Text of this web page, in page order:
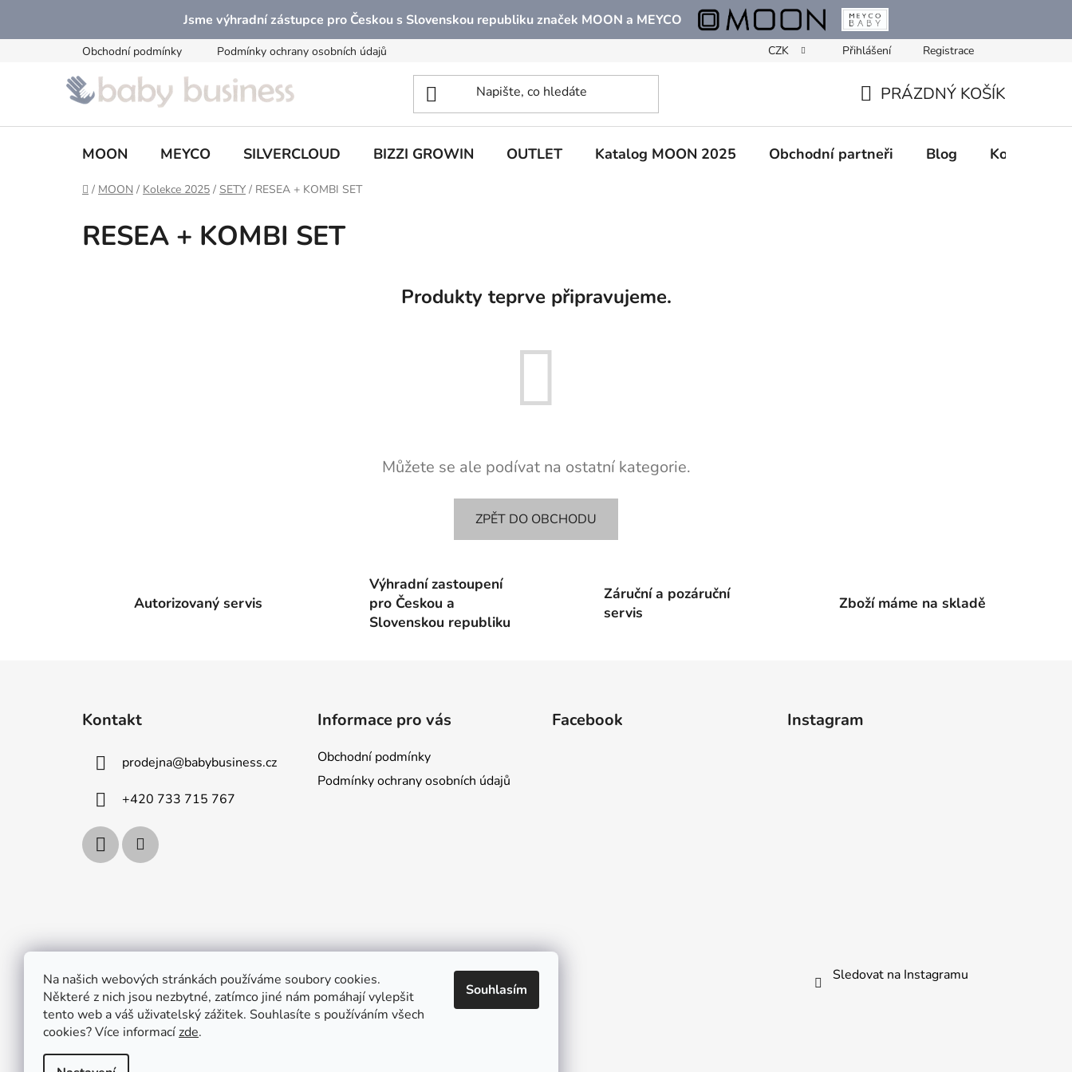
Na našich webových stránkách používáme soubory cookies.
Některé z nich jsou nezbytné, zatímco jiné nám pomáhají vylepšit
tento web a váš uživatelský zážitek. Souhlasíte s používáním všech
cookies?Více informacízde.
Souhlasím
obsah
Jsme výhradní zástupce pro Českou s Slovenskou republiku značek MOON a MEYCO
Obchodní podmínky Podmínky ochrany osobních údajů CZK Přihlášení Registrace
KOŠÍK
PRÁZDNÝ KOŠÍK
MOON MEYCO SILVERCLOUD BIZZI GROWIN OUTLET Katalog MOON 2025 Obchodní partneři Blog Kontakty
Domů
/ MOON / Kolekce 2025 / SETY / RESEA + KOMBI SET
RESEA + KOMBI SET
Produkty teprve připravujeme.
Můžete se ale podívat na ostatní kategorie.
ZPĚT DO OBCHODU
Autorizovaný servis
Výhradní zastoupení
pro Českou a
Slovenskou republiku
Záruční a pozáruční
servis
Zboží máme na skladě
Kontakt
prodejna@babybusiness.cz
+420 733 715 767
Informace pro vás
Obchodní podmínky
Podmínky ochrany osobních údajů
Facebook Instagram
Sledovat na Instagramu